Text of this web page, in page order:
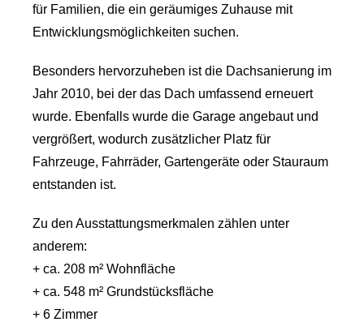
für Familien, die ein geräumiges Zuhause mit
Entwicklungsmöglichkeiten suchen.
Besonders hervorzuheben ist die Dachsanierung im
Jahr 2010, bei der das Dach umfassend erneuert
wurde. Ebenfalls wurde die Garage angebaut und
vergrößert, wodurch zusätzlicher Platz für
Fahrzeuge, Fahrräder, Gartengeräte oder Stauraum
entstanden ist.
Zu den Ausstattungsmerkmalen zählen unter
anderem:
+ ca. 208 m² Wohnfläche
+ ca. 548 m² Grundstücksfläche
+ 6 Zimmer